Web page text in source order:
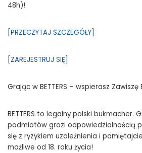
48h)!
[PRZECZYTAJ SZCZEGÓŁY]
[ZAREJESTRUJ SIĘ]
Grając w BETTERS – wspierasz Zawiszę
BETTERS to legalny polski bukmacher.
podmiotów grozi odpowiedzialnością
się z ryzykiem uzależnienia i
możliwe od 18. roku życia!